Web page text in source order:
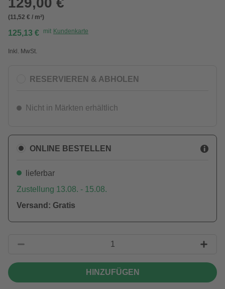
(11,52 € / m²)
125,13 € mit Kundenkarte
Inkl. MwSt.
RESERVIEREN & ABHOLEN
Nicht in Märkten erhältlich
ONLINE BESTELLEN
lieferbar
Zustellung 13.08. - 15.08.
Versand: Gratis
HINZUFÜGEN